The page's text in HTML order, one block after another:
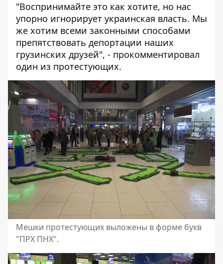
"Воспринимайте это как хотите, но нас
упорно игнорирует украинская власть. Мы
же хотим всеми законными способами
препятствовать депортации наших
грузинских друзей", - прокомментировал
один из протестующих.
Мешки протестующих выложены в форме букв
"ПРХ ПНХ".